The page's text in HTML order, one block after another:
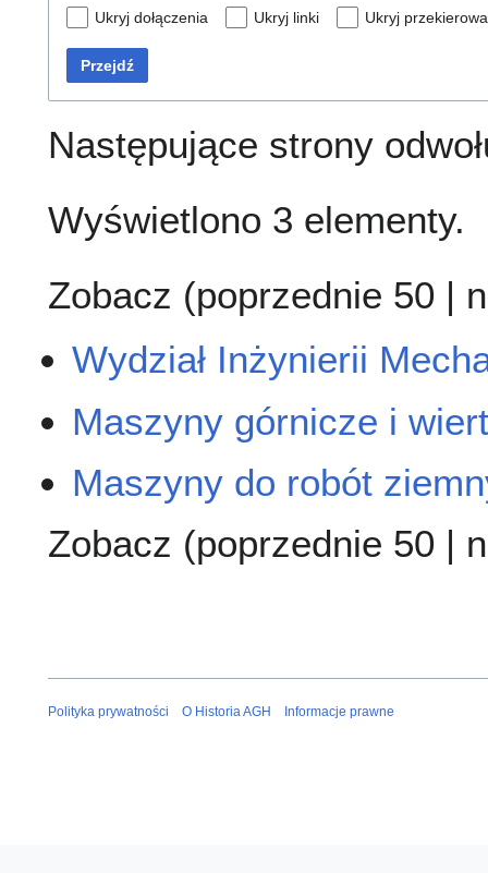
Ukryj dołączenia Ukryj linki Ukryj
Przejdź
Następujące strony
Wyświetlono 3 elementy.
Zobacz (poprzednie 50 |
Wydział Inżynierii
Maszyny górnicze i
Maszyny do robót
Zobacz (poprzednie 50 |
Polityka prywatności O Historia AGH Informacje prawne